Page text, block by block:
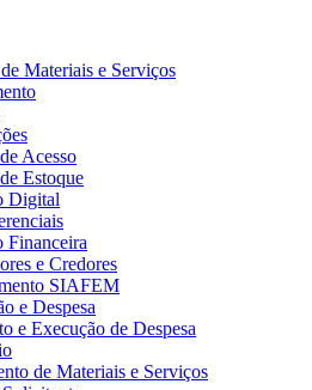
Materiais e Serviços
Acesso
Estoque
Digital
Financeira
e Credores
SIAFEM
e Despesa
e Execução de Despesa
de Materiais e Serviços